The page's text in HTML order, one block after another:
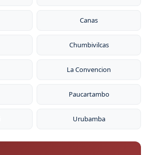
Canas
Chumbivilcas
La Convencion
Paucartambo
Urubamba